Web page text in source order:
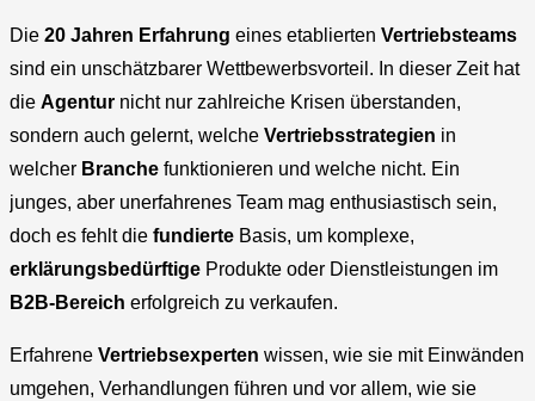
Die 20 Jahren Erfahrung eines etablierten Vertriebsteams
sind ein unschätzbarer Wettbewerbsvorteil. In dieser Zeit hat
die Agentur nicht nur zahlreiche Krisen überstanden,
sondern auch gelernt, welche Vertriebsstrategien in
welcher Branche funktionieren und welche nicht. Ein
junges, aber unerfahrenes Team mag enthusiastisch sein,
doch es fehlt die fundierte Basis, um komplexe,
erklärungsbedürftige Produkte oder Dienstleistungen im
B2B-Bereich erfolgreich zu verkaufen.
Erfahrene Vertriebsexperten wissen, wie sie mit Einwänden
umgehen, Verhandlungen führen und vor allem, wie sie